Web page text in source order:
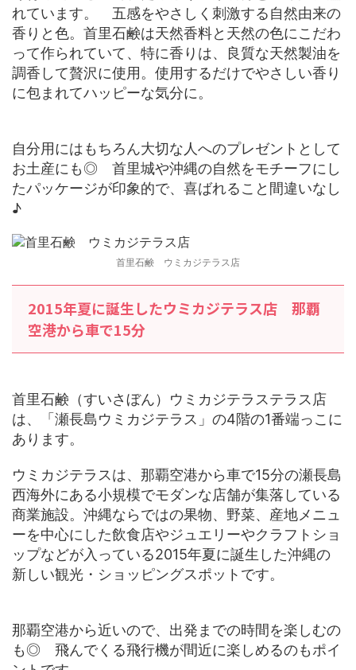
れています。 五感をやさしく刺激する自然由来の
香りと色。首里石鹸は天然香料と天然の色にこだわ
って作られていて、特に香りは、良質な天然製油を
調香して贅沢に使用。使用するだけでやさしい香り
に包まれてハッピーな気分に。
自分用にはもちろん大切な人へのプレゼントとして
お土産にも◎ 首里城や沖縄の自然をモチーフにし
たパッケージが印象的で、喜ばれること間違いなし
♪
首里石鹸 ウミカジテラス店
2015年夏に誕生したウミカジテラス店 那覇
空港から車で15分
首里石鹸（すいさぼん）ウミカジテラステラス店
は、「瀬長島ウミカジテラス」の4階の1番端っこに
あります。
ウミカジテラスは、那覇空港から車で15分の瀬長島
西海外にある小規模でモダンな店舗が集落している
商業施設。沖縄ならではの果物、野菜、産地メニュ
ーを中心にした飲食店やジュエリーやクラフトショ
ップなどが入っている2015年夏に誕生した沖縄の
新しい観光・ショッピングスポットです。
那覇空港から近いので、出発までの時間を楽しむの
も◎ 飛んでくる飛行機が間近に楽しめるのもポイ